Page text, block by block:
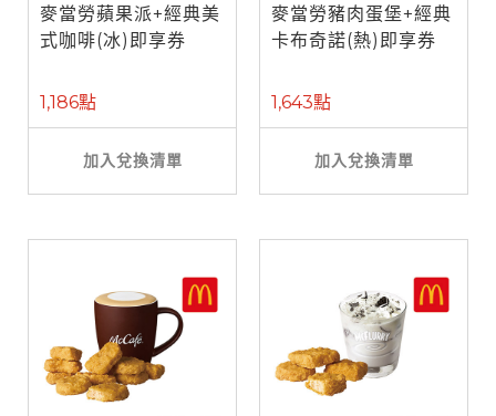
麥當勞蘋果派+經典美
式咖啡(冰)即享券
1,186點
加入兌換清單
麥當勞豬肉蛋堡+經典
卡布奇諾(熱)即享券
1,643點
加入兌換清單